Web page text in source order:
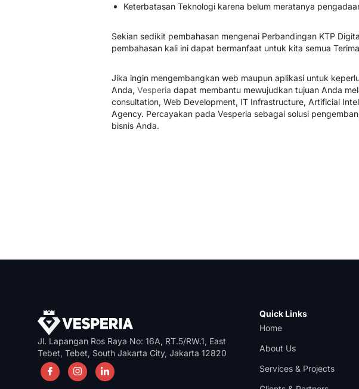
Keterbatasan Teknologi karena belum meratanya
Sekian sedikit pembahasan mengenai Perbandingan KTP
pembahasan kali ini dapat bermanfaat untuk kita semua
Jika ingin mengembangkan web maupun aplikasi untuk
Anda, Vesperia dapat membantu mewujudkan tujuan Anda
consultation, Web Development, IT Infrastructure, Artificial
Agency. Percayakan pada Vesperia sebagai solusi
bisnis Anda.
Jl. Lapangan Ros Raya No: 16A, RT.5/RW.1, East
Tebet, Tebet, South Jakarta City, Jakarta 12820
Quick Links
Home
About Us
Services & Projects